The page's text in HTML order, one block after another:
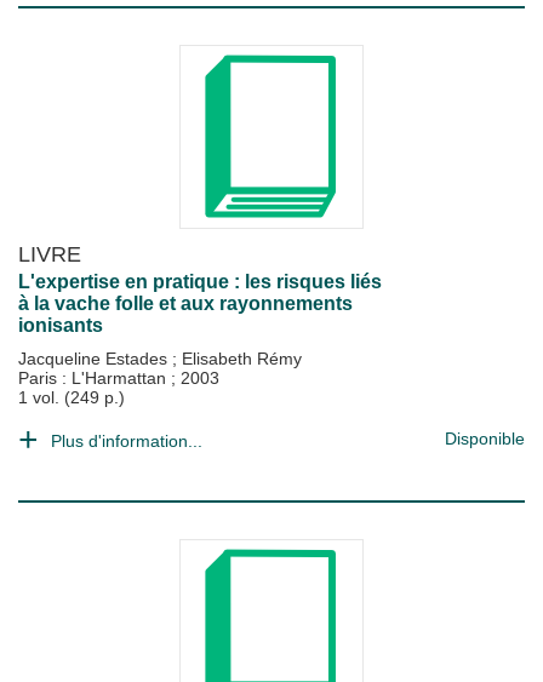
LIVRE
L'expertise en pratique : les risques liés
à la vache folle et aux rayonnements
ionisants
Jacqueline Estades ; Elisabeth Rémy
Paris : L'Harmattan ; 2003
1 vol. (249 p.)
Plus d'information... Disponible